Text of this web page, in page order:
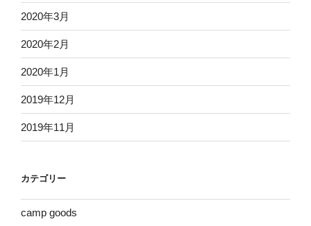
2020年3月
2020年2月
2020年1月
2019年12月
2019年11月
カテゴリー
camp goods